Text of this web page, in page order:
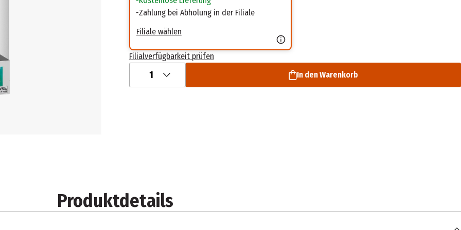
Zahlung bei Abholung in der Filiale
Filiale wählen
Filialverfügbarkeit prüfen
1 In den Warenkorb
Produktdetails